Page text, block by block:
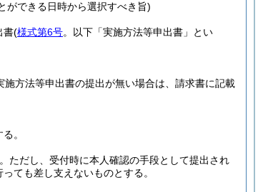
ができる日時から選択すべき旨)
書(様式第6号。以下「実施方法等申出書」とい
方法等申出書の提出が無い場合は、請求書に記載
。
ただし、受付時に本人確認の手段として提出され
ても差し支えないものとする。